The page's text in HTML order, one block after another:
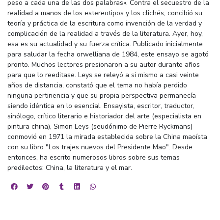
peso a cada una de las dos palabras». Contra el secuestro de la
realidad a manos de los estereotipos y los clichés, concibió su
teoría y práctica de la escritura como invención de la verdad y
complicación de la realidad a través de la literatura. Ayer, hoy,
esa es su actualidad y su fuerza crítica. Publicado inicialmente
para saludar la fecha orwelliana de 1984, este ensayo se agotó
pronto. Muchos lectores presionaron a su autor durante años
para que lo reeditase. Leys se releyó a sí mismo a casi veinte
años de distancia, constató que el tema no había perdido
ninguna pertinencia y que su propia perspectiva permanecía
siendo idéntica en lo esencial. Ensayista, escritor, traductor,
sinólogo, crítico literario e historiador del arte (especialista en
pintura china), Simon Leys (seudónimo de Pierre Ryckmans)
conmovió en 1971 la mirada establecida sobre la China maoísta
con su libro "Los trajes nuevos del Presidente Mao". Desde
entonces, ha escrito numerosos libros sobre sus temas
predilectos: China, la literatura y el mar.